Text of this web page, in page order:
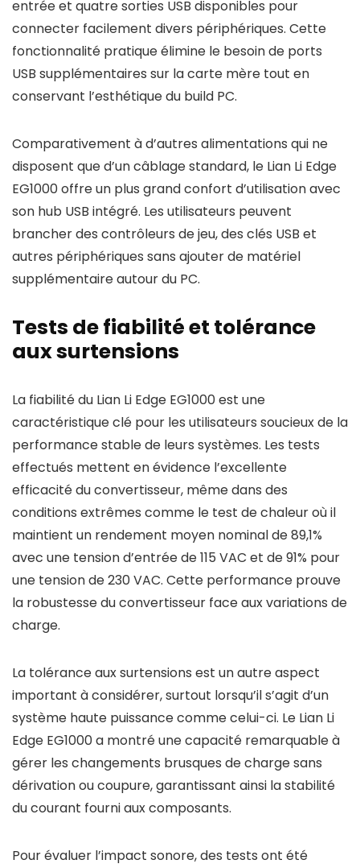
entrée et quatre sorties USB disponibles pour
connecter facilement divers périphériques. Cette
fonctionnalité pratique élimine le besoin de ports
USB supplémentaires sur la carte mère tout en
conservant l’esthétique du build PC.
Comparativement à d’autres alimentations qui ne
disposent que d’un câblage standard, le Lian Li Edge
EG1000 offre un plus grand confort d’utilisation avec
son hub USB intégré. Les utilisateurs peuvent
brancher des contrôleurs de jeu, des clés USB et
autres périphériques sans ajouter de matériel
supplémentaire autour du PC.
Tests de fiabilité et tolérance
aux surtensions
La fiabilité du Lian Li Edge EG1000 est une
caractéristique clé pour les utilisateurs soucieux de la
performance stable de leurs systèmes. Les tests
effectués mettent en évidence l’excellente
efficacité du convertisseur, même dans des
conditions extrêmes comme le test de chaleur où il
maintient un rendement moyen nominal de 89,1%
avec une tension d’entrée de 115 VAC et de 91% pour
une tension de 230 VAC. Cette performance prouve
la robustesse du convertisseur face aux variations de
charge.
La tolérance aux surtensions est un autre aspect
important à considérer, surtout lorsqu’il s’agit d’un
système haute puissance comme celui-ci. Le Lian Li
Edge EG1000 a montré une capacité remarquable à
gérer les changements brusques de charge sans
dérivation ou coupure, garantissant ainsi la stabilité
du courant fourni aux composants.
Pour évaluer l’impact sonore, des tests ont été